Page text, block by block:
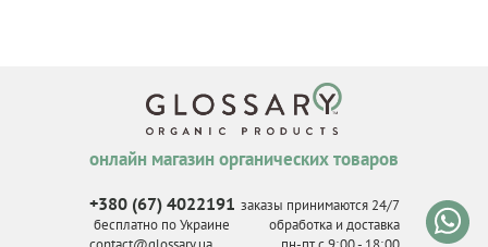
онлайн магазин органических товаров
+380 (67) 4022191
бесплатно по Украине
заказы принимаются 24/7
обработка и доставка